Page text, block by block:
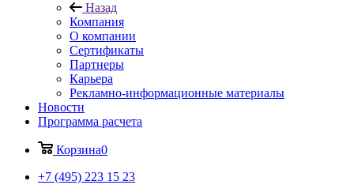
Назад
Компания
О компании
Сертификаты
Партнеры
Карьера
Рекламно-информационные материалы
Новости
Программа расчета
Корзина0
+7 (495) 223 15 23